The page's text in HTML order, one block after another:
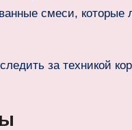
смеси,
за техникой